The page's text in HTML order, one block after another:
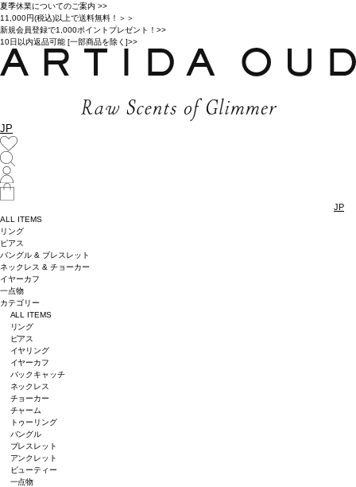
夏季休業についてのご案内 >>
11,000円(税込)以上で送料無料！＞＞
新規会員登録で1,000ポイントプレゼント！>>
10日以内返品可能 [一部商品を除く]>>
JP
JP
ALL ITEMS
リング
ピアス
バングル & ブレスレット
ネックレス & チョーカー
イヤーカフ
一点物
カテゴリー
ALL ITEMS
リング
ピアス
イヤリング
イヤーカフ
バックキャッチ
ネックレス
チョーカー
チャーム
トゥーリング
バングル
ブレスレット
アンクレット
ビューティー
一点物